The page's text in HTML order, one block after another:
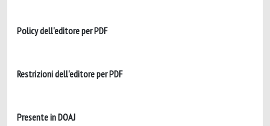
Policy dell'editore per PDF
Restrizioni dell'editore per PDF
Presente in DOAJ